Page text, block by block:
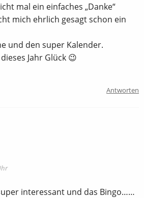
mal ein einfaches „Danke“
mich ehrlich gesagt schon ein
und den super Kalender.
Jahr Glück 😉
Antworten
interessant und das Bingo……